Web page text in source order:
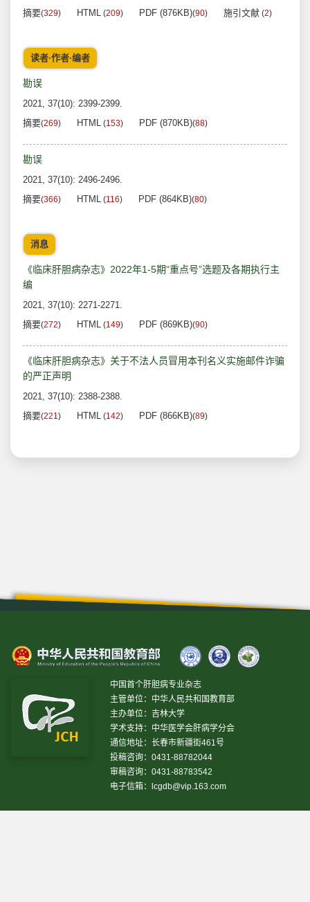
摘要(329) HTML (209) PDF (876KB)(90) 施引文献 (2)
读者·作者·编者
勘误
2021, 37(10): 2399-2399.
摘要(269) HTML (153) PDF (870KB)(88)
勘误
2021, 37(10): 2496-2496.
摘要(366) HTML (116) PDF (864KB)(80)
消息
《临床肝胆病杂志》2022年1-5期“重点号”选题及各期执行主
编
2021, 37(10): 2271-2271.
摘要(272) HTML (149) PDF (869KB)(90)
《临床肝胆病杂志》关于不法人员冒用本刊名义实施邮件诈骗
的严正声明
2021, 37(10): 2388-2388.
摘要(221) HTML (142) PDF (866KB)(89)
中国首个肝胆病专业杂志
主管单位：中华人民共和国教育部
主办单位：吉林大学
学术支持：中华医学会肝病学分会
通信地址：长春市新疆街461号
投稿咨询：0431-88782044
审稿咨询：0431-88783542
电子信箱：
lcgdb@vip.163.com